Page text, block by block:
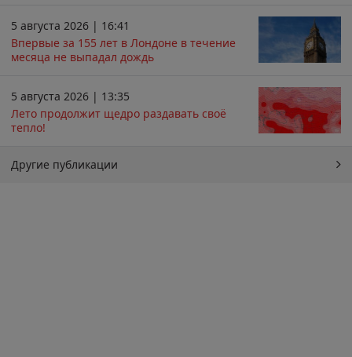
5 августа 2026 | 16:41
Впервые за 155 лет в Лондоне в течение
месяца не выпадал дождь
5 августа 2026 | 13:35
Лето продолжит щедро раздавать своё
тепло!
Другие публикации